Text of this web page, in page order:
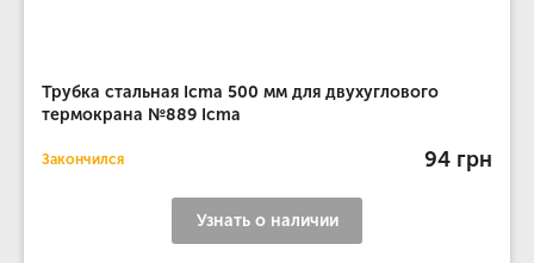
Трубка стальная Icma 500 мм для двухуглового
термокрана №889 Icma
Закончился 94 грн
Узнать о наличии